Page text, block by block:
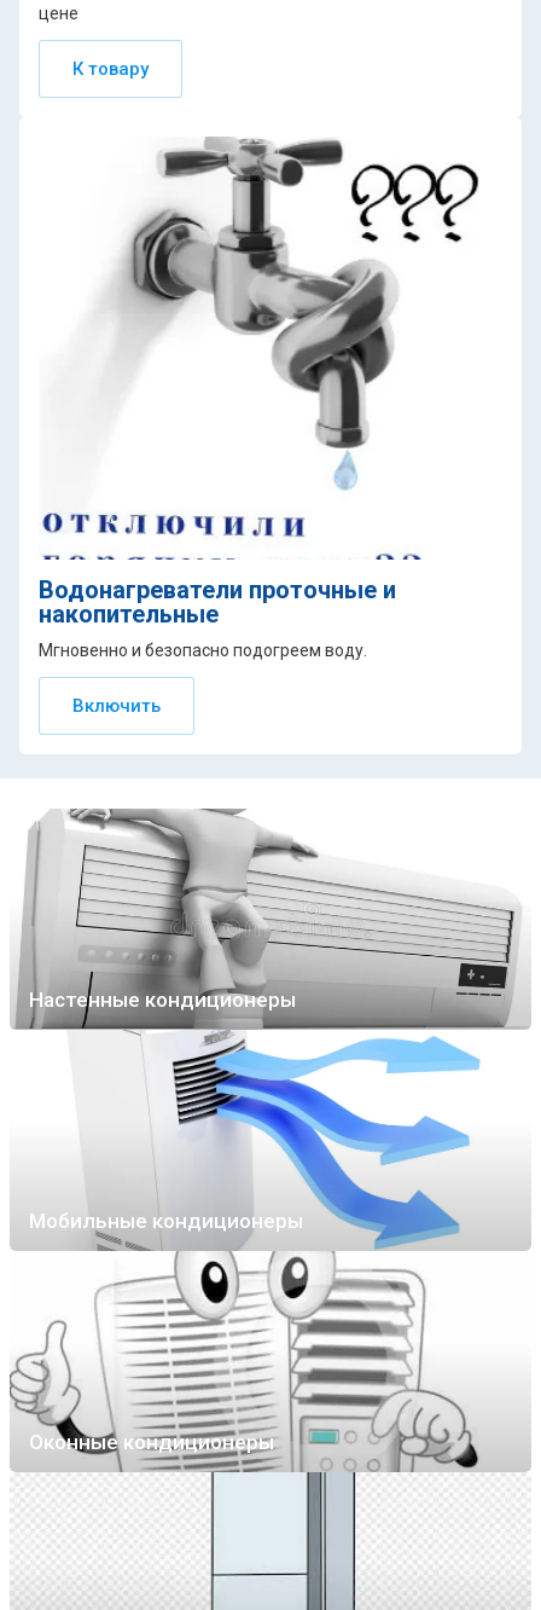
цене
К товару
Водонагреватели проточные и
накопительные
Мгновенно и безопасно подогреем воду.
Включить
Настенные кондиционеры
Мобильные кондиционеры
Оконные кондиционеры